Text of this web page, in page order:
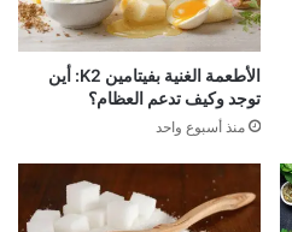
الأطعمة الغنية بفيتامين K2: أين
توجد وكيف تدعم العظام؟
منذ أسبوع واحد